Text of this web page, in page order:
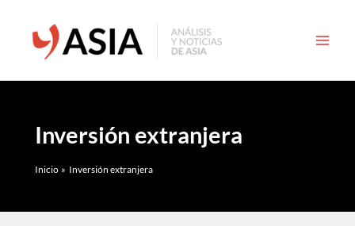
contenido
Inversión extranjera
Inicio Inversión extranjera